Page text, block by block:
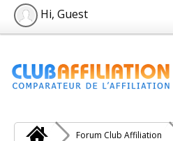
Hi, Guest
Forum Club Affiliation